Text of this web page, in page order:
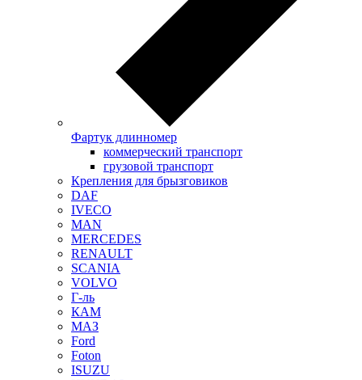
Фартук длинномер
коммерческий транспорт
грузовой транспорт
Крепления для брызговиков
DAF
IVECO
MAN
MERCEDES
RENAULT
SCANIA
VOLVO
Г-ль
КАМ
МАЗ
Ford
Foton
ISUZU